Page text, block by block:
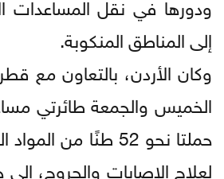
إلى المناطق المنكوبة.
وكان الأردن، بالتعاون مع
الخميس والجمعة طائرتي
حملتا نحو 52 طنًا من
لعلاج الإصابات والجروح،